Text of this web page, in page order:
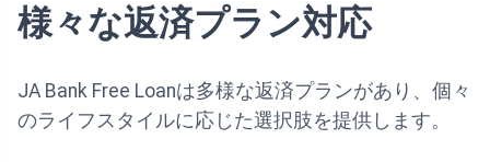
様々な返済プラン対応
JA Bank Free Loanは多様な返済プランがあり、個々
のライフスタイルに応じた選択肢を提供します。